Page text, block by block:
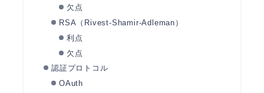
欠点
RSA（Rivest-Shamir-Adleman）
利点
欠点
認証プロトコル
OAuth